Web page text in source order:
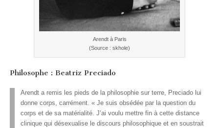
Arendt à Paris
(Source : skhole)
Philosophe : Beatriz Preciado
Arendt a remis les pieds de la philosophie sur terre, Preciado lui
donne corps, carrément. « Je suis obsédée par la question du
corps et de sa matérialité. J’ai voulu mettre fin à cette distance
clinique qui désexualise le discours philosophique et en soustrait